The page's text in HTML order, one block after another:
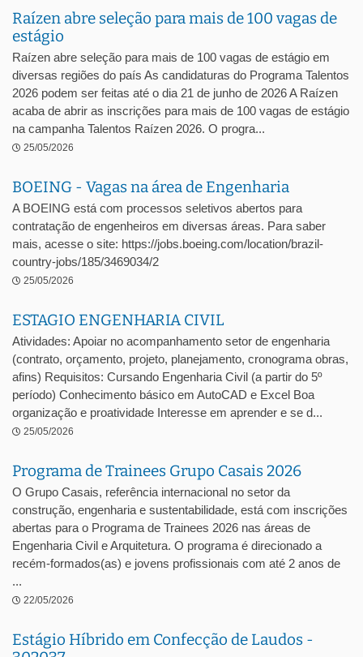
Raízen abre seleção para mais de 100 vagas de
estágio
Raízen abre seleção para mais de 100 vagas de estágio em
diversas regiões do país As candidaturas do Programa Talentos
2026 podem ser feitas até o dia 21 de junho de 2026 A Raízen
acaba de abrir as inscrições para mais de 100 vagas de estágio
na campanha Talentos Raízen 2026. O progra...
25/05/2026
BOEING - Vagas na área de Engenharia
A BOEING está com processos seletivos abertos para
contratação de engenheiros em diversas áreas. Para saber
mais, acesse o site: https://jobs.boeing.com/location/brazil-
country-jobs/185/3469034/2
25/05/2026
ESTAGIO ENGENHARIA CIVIL
Atividades: Apoiar no acompanhamento setor de engenharia
(contrato, orçamento, projeto, planejamento, cronograma obras,
afins) Requisitos: Cursando Engenharia Civil (a partir do 5º
período) Conhecimento básico em AutoCAD e Excel Boa
organização e proatividade Interesse em aprender e se d...
25/05/2026
Programa de Trainees Grupo Casais 2026
O Grupo Casais, referência internacional no setor da
construção, engenharia e sustentabilidade, está com inscrições
abertas para o Programa de Trainees 2026 nas áreas de
Engenharia Civil e Arquitetura. O programa é direcionado a
recém-formados(as) e jovens profissionais com até 2 anos de
...
22/05/2026
Estágio Híbrido em Confecção de Laudos -